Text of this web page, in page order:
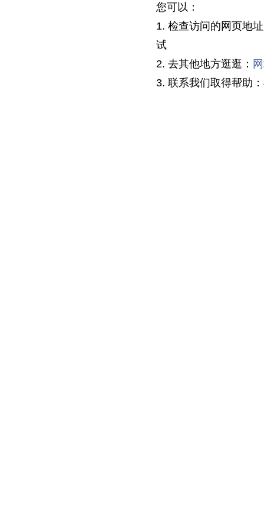
您可以：
1. 检查访问的网页地
试
2. 去其他地方逛逛：
3. 联系我们取得帮助